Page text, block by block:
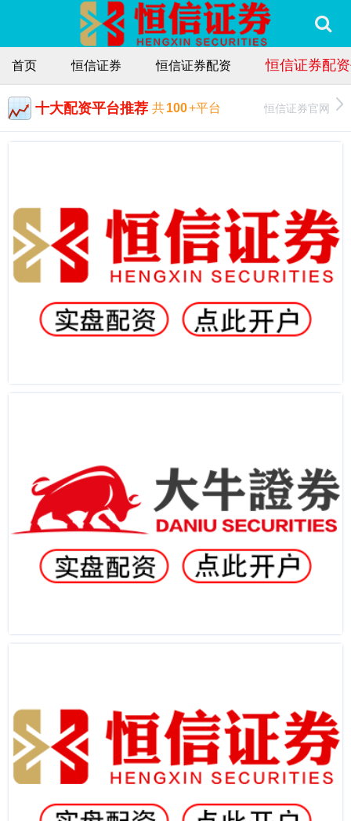
首页 恒信证券 恒信证券配资 恒信证券配
十大配资平台推荐 共100+平台 恒信证券官网